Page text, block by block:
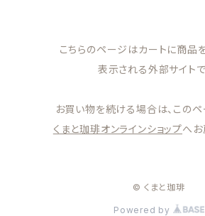
こちらのページはカートに商品
表示される外部サイトで
お買い物を続ける場合は、この
くまと珈琲オンラインショップへお
© くまと珈琲
Powered by